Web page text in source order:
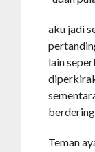
aku jadi
lain
Teman